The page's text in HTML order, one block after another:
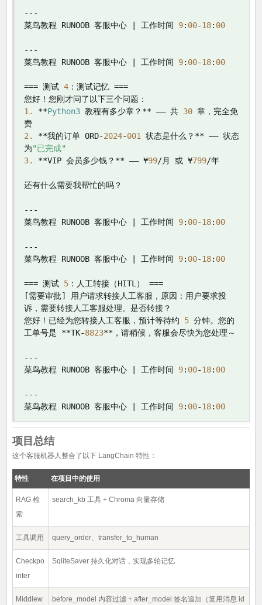
---
菜鸟教程 RUNOOB 客服中心 工作时间 9: 00-18: 00
---
菜鸟教程 RUNOOB 客服中心 工作时间 9: 00-18: 00
=== 测试 4 ：测试记忆 ===
您好！您刚才问了以下三个问题：
1.
**Python3 教程有多少章？** —— 共 30 章，完全免
费
2.
**我的订单 ORD-2024-001 状态是什么？** —— 状态
为"已完成"
3.
**VIP 会员多少钱？** —— ¥99/月 或 ¥799/年
还有什么需要我帮忙的吗？
---
菜鸟教程 RUNOOB 客服中心 工作时间 9: 00-18: 00
---
菜鸟教程 RUNOOB 客服中心 工作时间 9: 00-18: 00
=== 测试 5 ：人工转接（HITL ）
===
[需要审批]
用户请求转接人工客服，原因：用户要求投
诉，需要转接人工客服处理。是否转接？
您好！已经为您转接人工客服，预计等待约
5 分钟。您的
工单号是
**TK-8823**，请稍候，客服会尽快为您处理～
---
菜鸟教程 RUNOOB 客服中心 工作时间 9: 00-18: 00
---
菜鸟教程 RUNOOB 客服中心 工作时间 9: 00-18: 00
项目总结
这个客服机器人整合了以下 LangChain 特性：
特性 在项目中的使用
RAG 检
索
search_kb 工具 + Chroma 向量存储
工具调用 query_order、transfer_to_human
Checkpo
inter
SqliteSaver 持久化对话，实现多轮记忆
Middlew before_model 内容过滤 + after_model 签名追加（复用消息 id